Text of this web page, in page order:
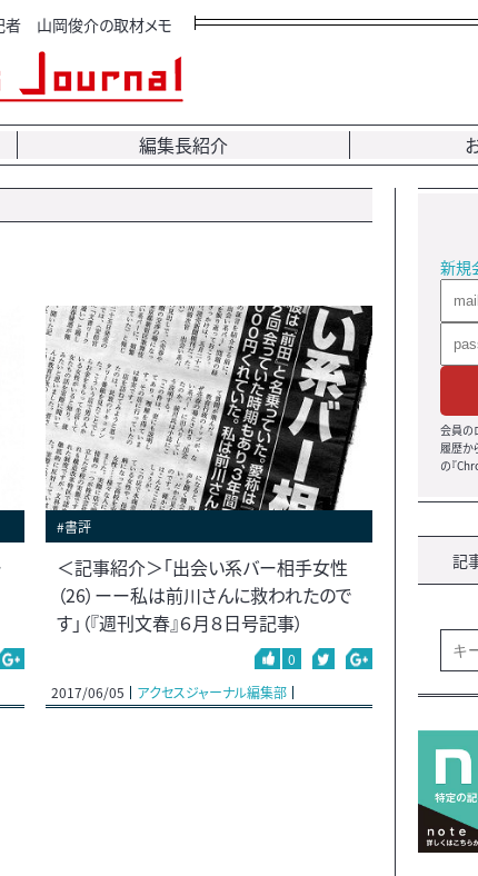
者 山岡俊介の取材メモ
編集長紹介
#書評
＜記事紹介＞「出会い系バー相手女性
（26）ーー私は前川さんに救われたので
す」（『週刊文春』６月８日号記事）
0
2017/06/05
アクセスジャーナル編集部
新規
会員の
履歴か
の『
記